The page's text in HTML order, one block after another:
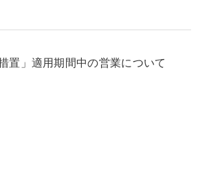
置」適用期間中の営業について